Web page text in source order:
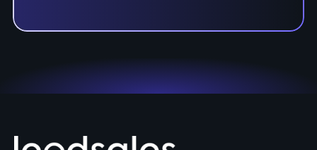
Sí, contamos con app móvil en iOS y Android.